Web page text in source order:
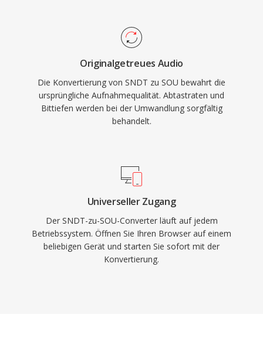
Originalgetreues Audio
Die Konvertierung von SNDT zu SOU bewahrt die
ursprüngliche Aufnahmequalität. Abtastraten und
Bittiefen werden bei der Umwandlung sorgfältig
behandelt.
Universeller Zugang
Der SNDT-zu-SOU-Converter läuft auf jedem
Betriebssystem. Öffnen Sie Ihren Browser auf einem
beliebigen Gerät und starten Sie sofort mit der
Konvertierung.